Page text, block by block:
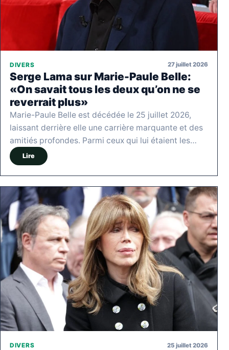
DIVERS 27 juillet 2026
Serge Lama sur Marie-Paule Belle:
«On savait tous les deux qu’on ne se
reverrait plus»
Marie-Paule Belle est décédée le 25 juillet 2026,
laissant derrière elle une carrière marquante et des
amitiés profondes. Parmi ceux qui lui étaient les…
Lire
DIVERS 25 juillet 2026